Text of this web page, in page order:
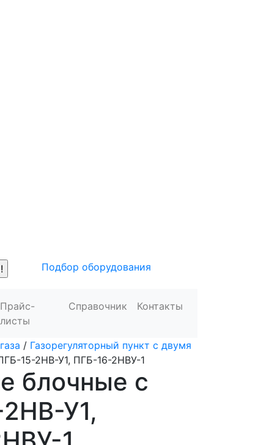
Подбор оборудования
Прайс-
листы
Справочник Контакты
/ Газорегуляторный пункт с двумя
15-2НВ-У1, ПГБ-16-2НВУ-1
блочные с
У1,